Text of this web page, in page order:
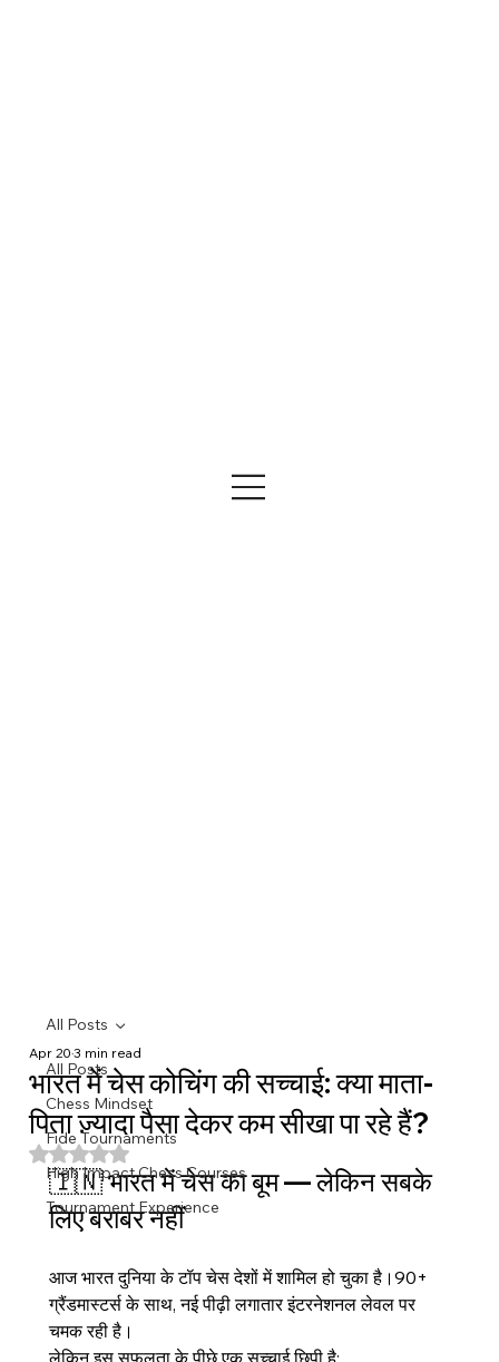
All Posts
Chess Mindset
Fide Tournaments
High Impact Chess Courses
Tournament Experience
All Posts
भारत में चेस कोचिंग की सच्चाई: क्या माता-
पिता ज़्यादा पैसा देकर कम सीखा पा रहे हैं?
Apr 203 min read
Rated NaN out of 5 stars.
🇮🇳 भारत में चेस का बूम — लेकिन सबके
लिए बराबर नहीं
आज भारत दुनिया के टॉप चेस देशों में शामिल हो चुका है।90+
ग्रैंडमास्टर्स के साथ, नई पीढ़ी लगातार इंटरनेशनल लेवल पर
चमक रही है।
लेकिन इस सफलता के पीछे एक सच्चाई छिपी है: